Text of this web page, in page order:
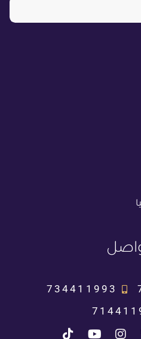
734411993
I
Y
T